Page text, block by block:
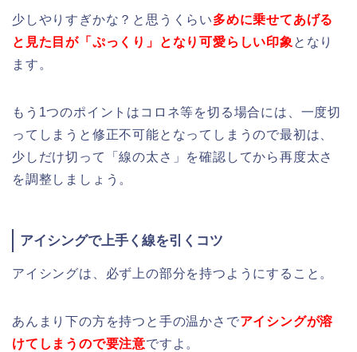
少しやりすぎかな？と思うくらい多めに乗せてあげる
と見た目が「ぷっくり」となり可愛らしい印象 となり
ます。
もう1つのポイントはコロネ等を切る場合には、一度切
ってしまうと修正不可能となってしまうので最初は、
少しだけ切って「線の太さ」を確認してから再度太さ
を調整しましょう。
アイシングで上手く線を引くコツ
アイシングは、必ず上の部分を持つようにすること。
あんまり下の方を持つと手の温かさでアイシングが溶
けてしまうので要注意ですよ。